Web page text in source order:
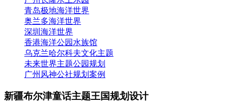
青岛极地海洋世界
奥兰多海洋世界
深圳海洋世界
香港海洋公园水族馆
乌克兰哈尔科夫文化主题
未来世界主题公园规划
广州风神公社规划案例
新疆布尔津童话主题王国规划设计